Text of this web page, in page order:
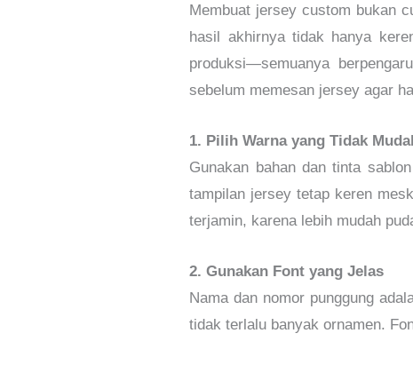
Membuat jersey custom bukan
hasil akhirnya tidak hanya
produksi—semuanya
sebelum memesan jersey agar
1. Pilih Warna yang Tidak
Gunakan bahan dan tinta
tampilan jersey tetap keren
terjamin, karena lebih mudah
2. Gunakan Font yang Jelas
Nama dan nomor punggung
tidak terlalu banyak ornamen.